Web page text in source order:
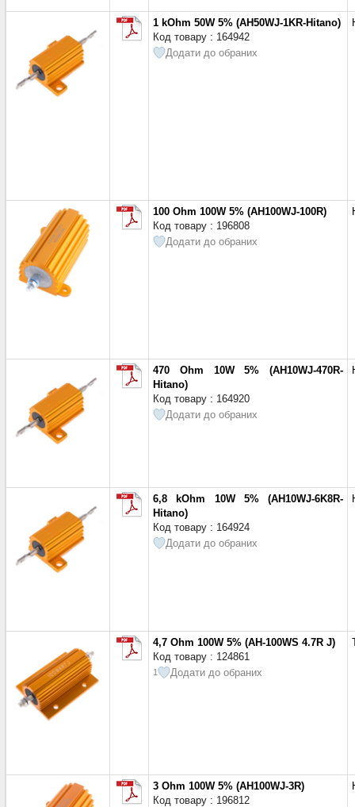
22 кОм(1)
33 кОм(1)
47 кОм(1)
1 kOhm 50W 5% (AH50WJ-1KR-Hitano)
Код товару : 164942
Додати до обраних
100 Ohm 100W 5% (AH100WJ-100R)
Код товару : 196808
Додати до обраних
470 Ohm 10W 5% (AH10WJ-470R-
Hitano)
Код товару : 164920
Додати до обраних
6,8 kOhm 10W 5% (AH10WJ-6K8R-
Hitano)
Код товару : 164924
Додати до обраних
4,7 Ohm 100W 5% (AH-100WS 4.7R J)
Код товару : 124861
1 Додати до обраних
3 Ohm 100W 5% (AH100WJ-3R)
Код товару : 196812